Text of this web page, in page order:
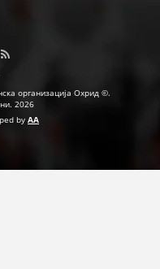
организација Охрид ©.
2026
by AA